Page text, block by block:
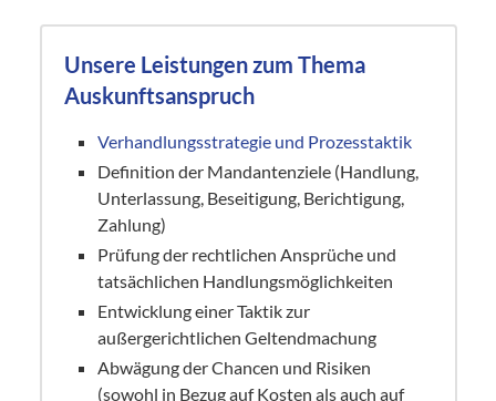
Unsere Leistungen zum Thema
Auskunftsanspruch
Verhandlungsstrategie und Prozesstaktik
Definition der Mandantenziele (Handlung,
Unterlassung, Beseitigung, Berichtigung,
Zahlung)
Prüfung der rechtlichen Ansprüche und
tatsächlichen Handlungsmöglichkeiten
Entwicklung einer Taktik zur
außergerichtlichen Geltendmachung
Abwägung der Chancen und Risiken
(sowohl in Bezug auf Kosten als auch auf